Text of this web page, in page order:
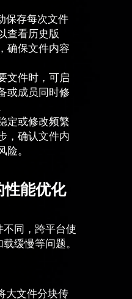
保存每次文件
查看历史版
确保文件内容
文件时，可启
或成员同时修
定或修改频繁
，确认文件内
。
性能优化
同，跨平台使
缓慢等问题。
大文件分块传